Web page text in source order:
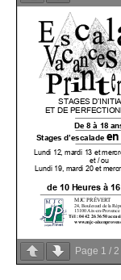
Page 1 / 2